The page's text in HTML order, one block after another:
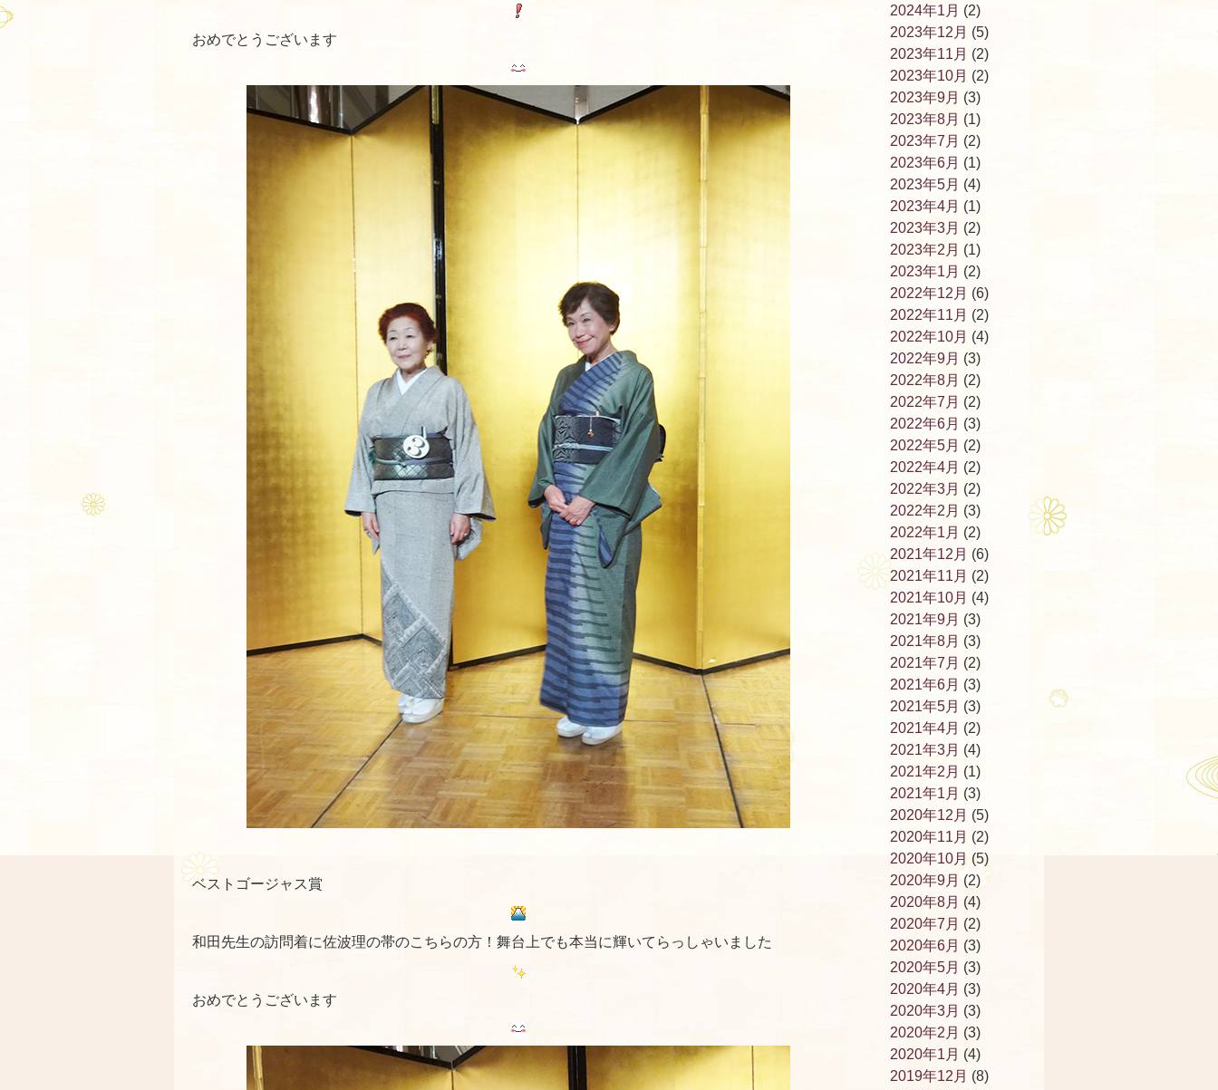
おめでとうございます
ベストゴージャス賞
和田先生の訪問着に佐波理の帯のこちらの方！舞台上でも本当に輝いてらっしゃいました
おめでとうございます
2024年1月 (2)
2023年12月 (5)
2023年11月 (2)
2023年10月 (2)
2023年9月 (3)
2023年8月 (1)
2023年7月 (2)
2023年6月 (1)
2023年5月 (4)
2023年4月 (1)
2023年3月 (2)
2023年2月 (1)
2023年1月 (2)
2022年12月 (6)
2022年11月 (2)
2022年10月 (4)
2022年9月 (3)
2022年8月 (2)
2022年7月 (2)
2022年6月 (3)
2022年5月 (2)
2022年4月 (2)
2022年3月 (2)
2022年2月 (3)
2022年1月 (2)
2021年12月 (6)
2021年11月 (2)
2021年10月 (4)
2021年9月 (3)
2021年8月 (3)
2021年7月 (2)
2021年6月 (3)
2021年5月 (3)
2021年4月 (2)
2021年3月 (4)
2021年2月 (1)
2021年1月 (3)
2020年12月 (5)
2020年11月 (2)
2020年10月 (5)
2020年9月(2)
2020年8月 (4)
2020年7月 (2)
2020年6月 (3)
2020年5月 (3)
2020年4月 (3)
2020年3月 (3)
2020年2月 (3)
2020年1月 (4)
2019年12月 (8)